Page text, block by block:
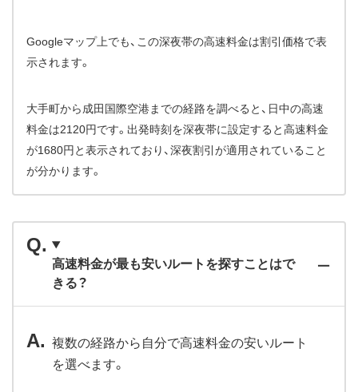
Googleマップ上でも、この深夜帯の高速料金は割引価格で表
示されます。
大手町から成田国際空港までの経路を調べると、日中の高速
料金は2120円です。出発時刻を深夜帯に設定すると高速料金
が1680円と表示されており、深夜割引が適用されていること
が分かります。
高速料金が最も安いルートを探すことはで
きる？
複数の経路から自分で高速料金の安いルート
を選べます。